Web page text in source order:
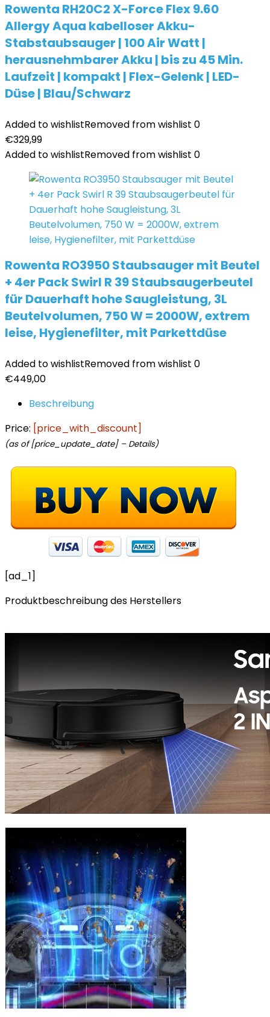
Rowenta RH20C2 X-Force Flex 9.60
Allergy Aqua kabelloser Akku-
Stabstaubsauger | 100 Air Watt |
herausnehmbarer Akku | bis zu 45 Min.
Laufzeit | kompakt | Flex-Gelenk | LED-
Düse | Blau/Schwarz
Added to wishlistRemoved from wishlist 0
€329,99
Added to wishlistRemoved from wishlist 0
Rowenta RO3950 Staubsauger mit Beutel
+ 4er Pack Swirl R 39 Staubsaugerbeutel
für Dauerhaft hohe Saugleistung, 3L
Beutelvolumen, 750 W = 2000W, extrem
leise, Hygienefilter, mit Parkettdüse
Added to wishlistRemoved from wishlist 0
€449,00
Beschreibung
Price: [price_with_discount]
(as of [price_update_date] – Details)
[ad_1]
Produktbeschreibung des Herstellers